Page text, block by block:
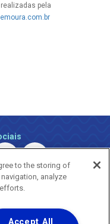
pela
to the storing of
analyze
Accept All